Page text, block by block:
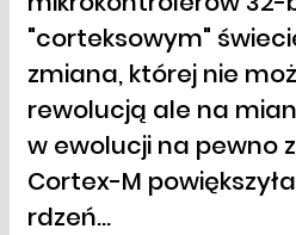
"corteksowym"
zmiana, której nie
rewolucją ale na
w ewolucji na pewno
Cortex-M
rdzeń...